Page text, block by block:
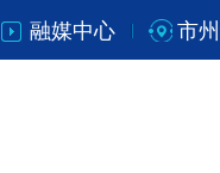
融媒中心 市